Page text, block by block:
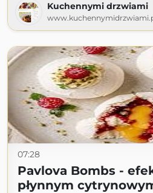
Kuchennymi drzwiami
07:28
Pavlova Bombs -
płynnym